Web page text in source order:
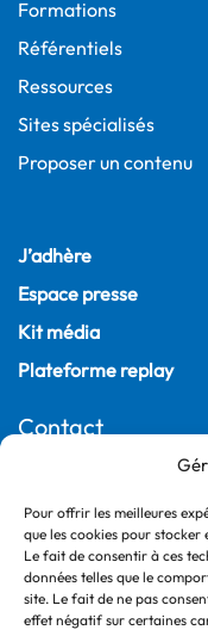
Pour offrir les meilleures
que les cookies pour
Le fait de consentir à ces
données telles que le
site. Le fait de ne pas
effet négatif sur certaines
Formations
Référentiels
Ressources
Sites spécialisés
Proposer un contenu
J’adhère
Espace presse
Kit média
Plateforme replay
Contact
75009 Paris – France
+33 (0)1 55 04 05 03